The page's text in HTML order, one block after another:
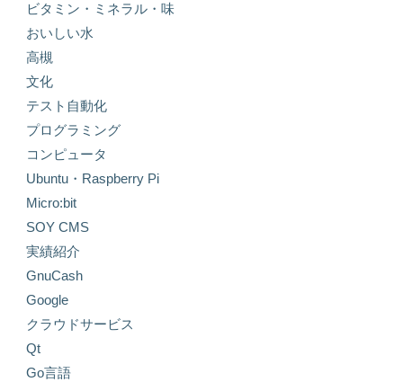
ビタミン・ミネラル・味
おいしい水
高槻
文化
テスト自動化
プログラミング
コンピュータ
Ubuntu・Raspberry Pi
Micro:bit
SOY CMS
実績紹介
GnuCash
Google
クラウドサービス
Qt
Go言語